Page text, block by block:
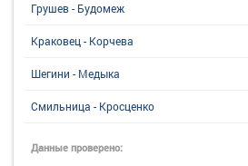
Грушев - Будомеж
Краковец - Корчева
Шегини - Медыка
Смильница - Кросценко
Данные проверено: